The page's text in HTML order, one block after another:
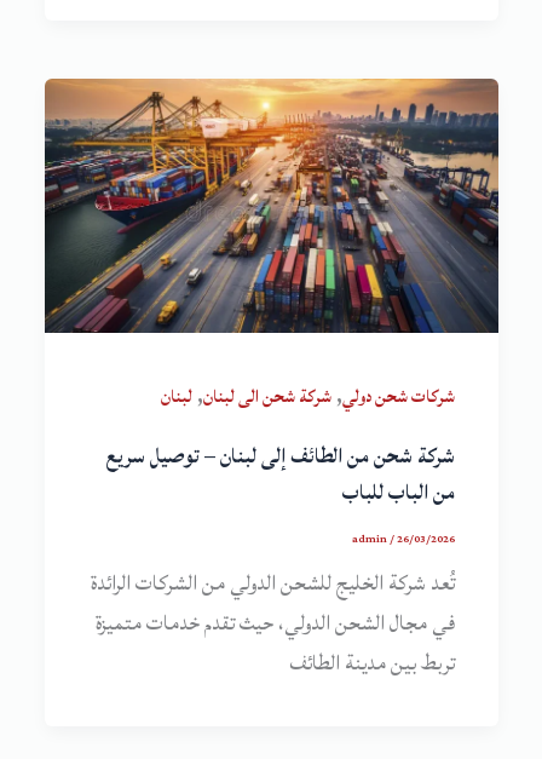
شركات شحن دولي,شركة شحن الى لبنان,لبنان
شركة شحن من الطائف إلى لبنان – توصيل سريع
من الباب للباب
admin/26/03/2026
تُعد شركة الخليج للشحن الدولي من الشركات الرائدة
في مجال الشحن الدولي، حيث تقدم خدمات متميزة
تربط بين مدينة الطائف